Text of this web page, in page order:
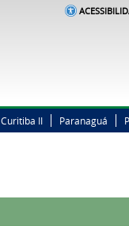
Curitiba II Paranaguá